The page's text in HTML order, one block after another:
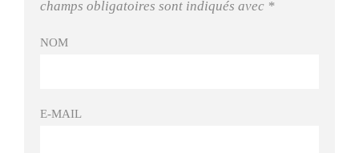
champs obligatoires sont indiqués avec *
NOM
E-MAIL